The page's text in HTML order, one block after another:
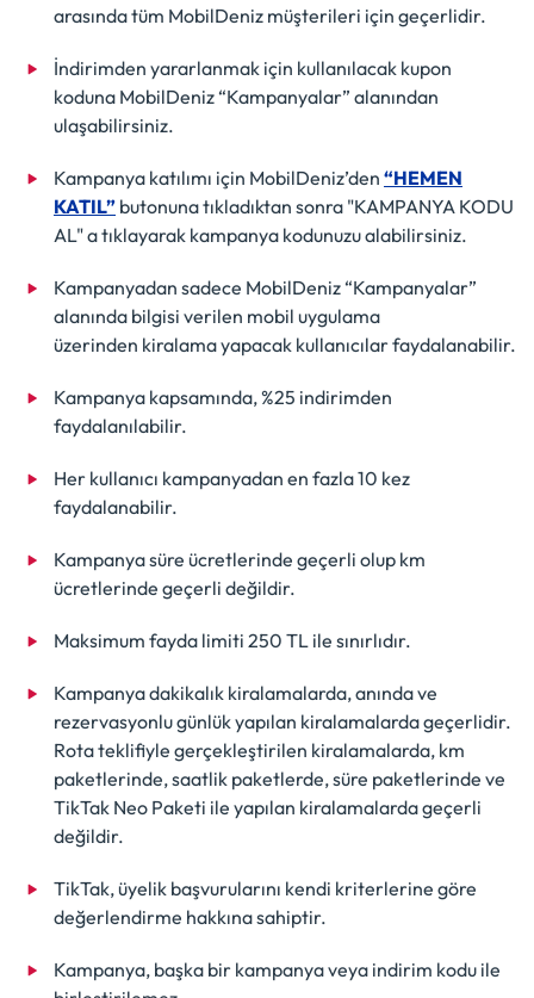
arasında tüm MobilDeniz müşterileri için geçerlidir.
İndirimden yararlanmak için kullanılacak kupon
koduna MobilDeniz “Kampanyalar” alanından
ulaşabilirsiniz.
Kampanya katılımı için MobilDeniz’den “HEMEN
KATIL” butonuna tıkladıktan sonra "KAMPANYA KODU
AL" a tıklayarak kampanya kodunuzu alabilirsiniz.
Kampanyadan sadece MobilDeniz “Kampanyalar”
alanında bilgisi verilen mobil uygulama
üzerinden kiralama yapacak kullanıcılar faydalanabilir.
Kampanya kapsamında, %25 indirimden
faydalanılabilir.
Her kullanıcı kampanyadan en fazla 10 kez
faydalanabilir.
Kampanya süre ücretlerinde geçerli olup km
ücretlerinde geçerli değildir.
Maksimum fayda limiti 250 TL ile sınırlıdır.
Kampanya dakikalık kiralamalarda, anında ve
rezervasyonlu günlük yapılan kiralamalarda geçerlidir.
Rota teklifiyle gerçekleştirilen kiralamalarda, km
paketlerinde, saatlik paketlerde, süre paketlerinde ve
TikTak Neo Paketi ile yapılan kiralamalarda geçerli
değildir.
TikTak, üyelik başvurularını kendi kriterlerine göre
değerlendirme hakkına sahiptir.
Kampanya, başka bir kampanya veya indirim kodu ile